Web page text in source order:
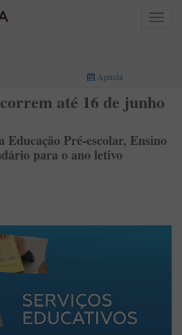
Toggle
Agenda
até 16 de junho
Educação Pré-escolar, Ensino
para o ano letivo